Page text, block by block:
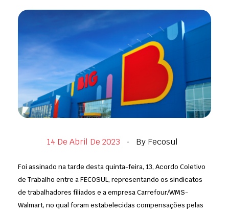
14 De Abril De 2023 By Fecosul
Foi assinado na tarde desta quinta-feira, 13, Acordo Coletivo
de Trabalho entre a FECOSUL, representando os sindicatos
de trabalhadores filiados e a empresa Carrefour/WMS-
Walmart, no qual foram estabelecidas compensações pelas